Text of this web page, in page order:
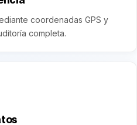
coordenadas GPS y
completa.